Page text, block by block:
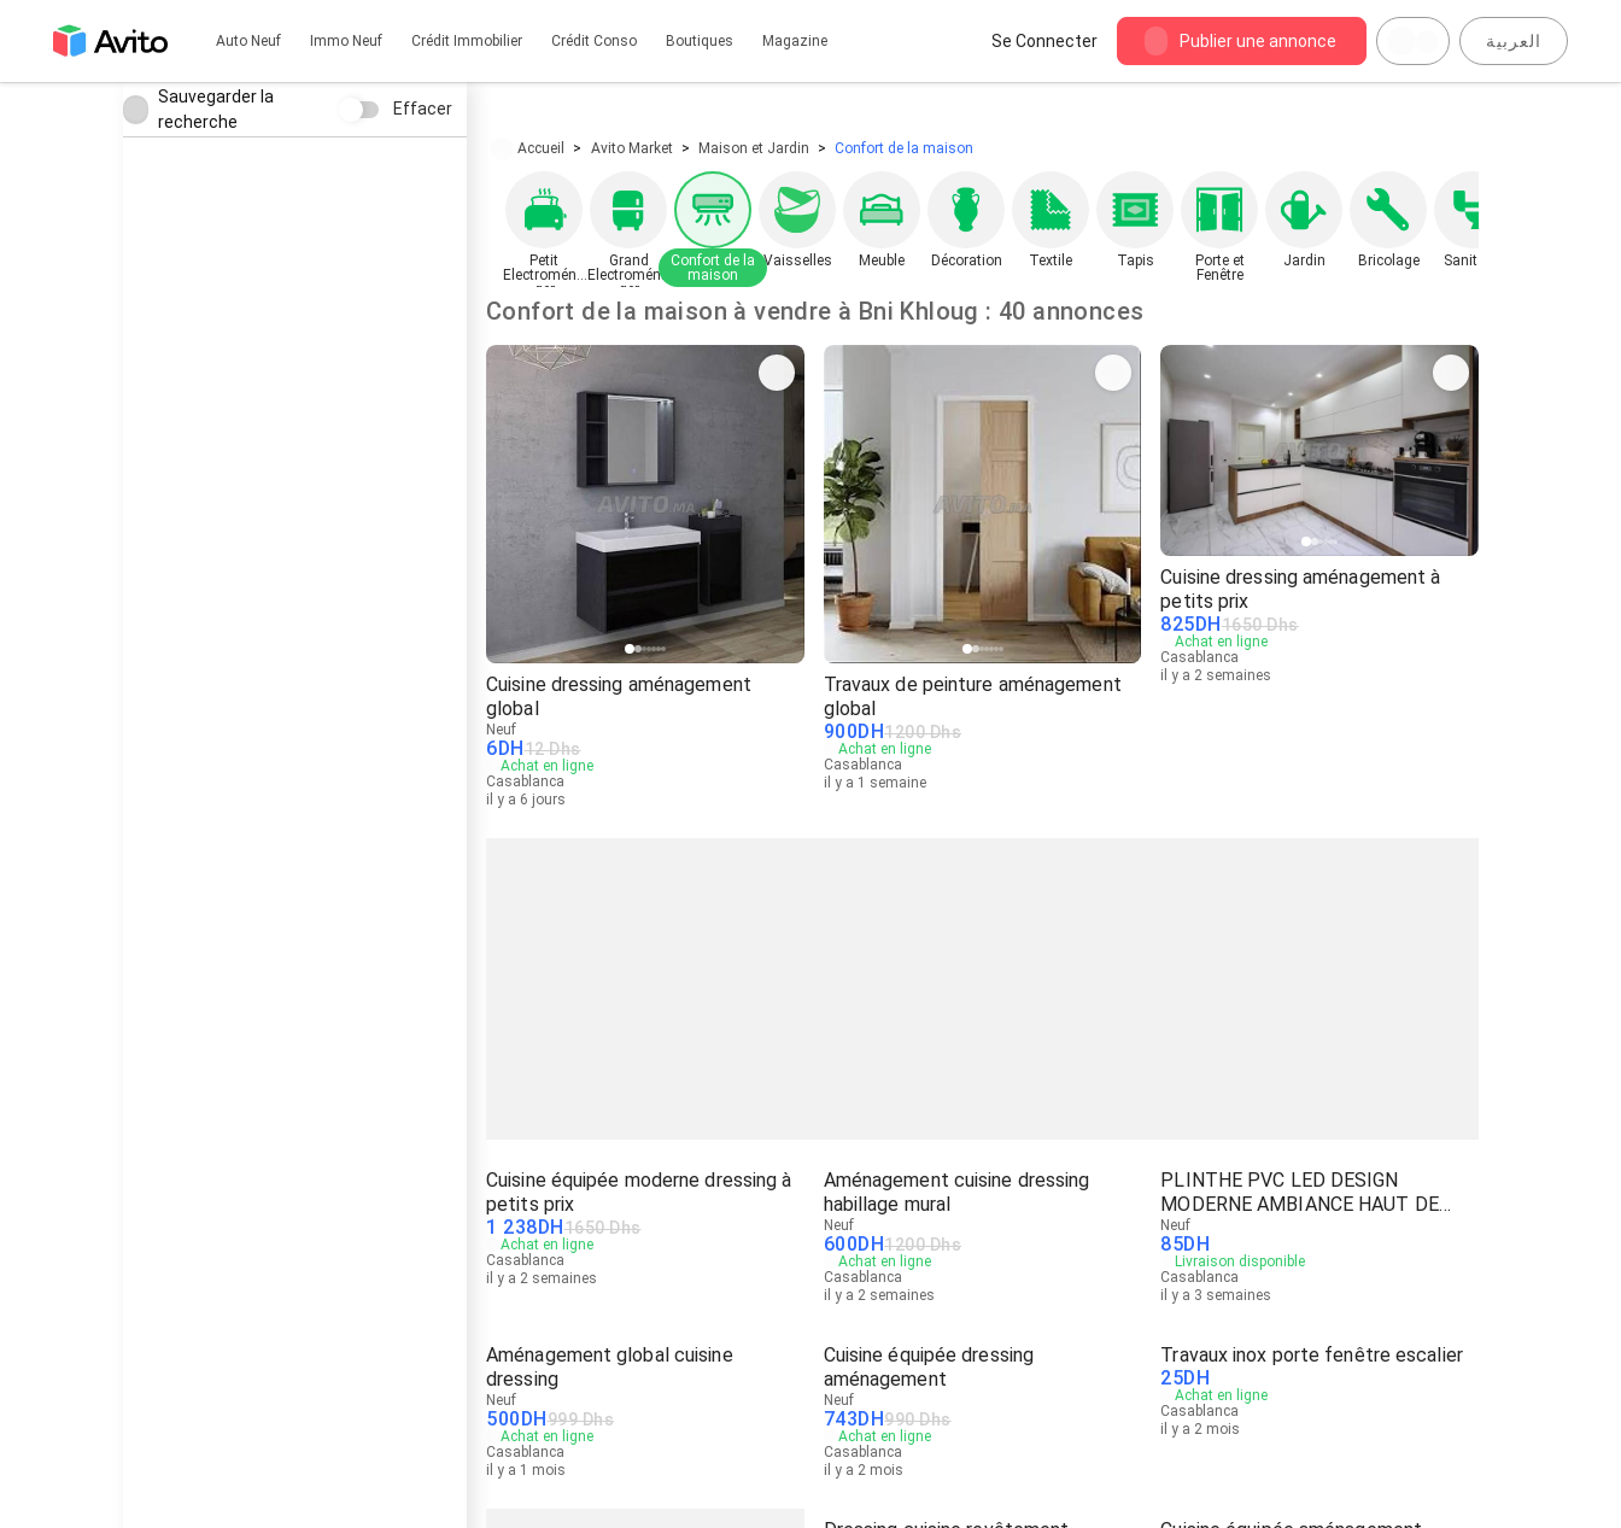
Auto Neuf Immo Neuf Crédit Immobilier Crédit Conso Boutiques Magazine Se Connecter Publier une annonce العربية
Sauvegarder la
recherche
Effacer
Accueil Avito Market Maison et Jardin Confort de la maison
Petit
Electroména
ger
Grand
Electroména
ger
Confort de la
maison
Vaisselles Meuble Décoration Textile Tapis
Porte et
Fenêtre
Jardin Bricolage Sanitaire
Confort de la maison à vendre à Bni Khloug : 40 annonces
Cuisine dressing aménagement
global
Neuf
6DH12 Dhs
Achat en ligne
Casablanca
il y a 6 jours
Travaux de peinture aménagement
global
900DH1200 Dhs
Achat en ligne
Casablanca
il y a 1 semaine
Cuisine dressing aménagement à
petits prix
825DH1650 Dhs
Achat en ligne
Casablanca
il y a 2 semaines
Cuisine équipée moderne dressing à
petits prix
1 238DH1650 Dhs
Achat en ligne
Casablanca
il y a 2 semaines
Aménagement cuisine dressing
habillage mural
Neuf
600DH1200 Dhs
Achat en ligne
Casablanca
il y a 2 semaines
PLINTHE PVC LED DESIGN
MODERNE AMBIANCE HAUT DE
GAMME
Neuf
85DH
Livraison disponible
Casablanca
il y a 3 semaines
Aménagement global cuisine
dressing
Neuf
500DH999 Dhs
Achat en ligne
Casablanca
il y a 1 mois
Cuisine équipée dressing
aménagement
Neuf
743DH990 Dhs
Achat en ligne
Casablanca
il y a 2 mois
Travaux inox porte fenêtre escalier
25DH
Achat en ligne
Casablanca
il y a 2 mois